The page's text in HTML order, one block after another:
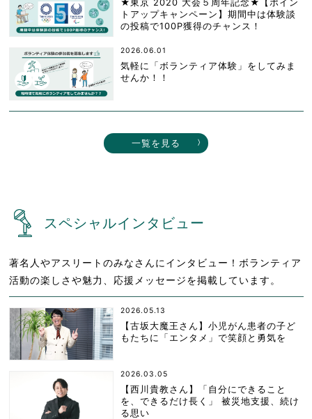
★東京 2020 大会５周年記念★【ポイン
トアップキャンペーン】期間中は体験談
の投稿で100P獲得のチャンス！
2026.06.01
気軽に「ボランティア体験」をしてみま
せんか！！
一覧を見る
スペシャルインタビュー
著名人やアスリートのみなさんにインタビュー！ボランティア
活動の楽しさや魅力、応援メッセージを掲載しています。
2026.05.13
【古坂大魔王さん】小児がん患者の子ど
もたちに「エンタメ」で笑顔と勇気を
2026.03.05
【西川貴教さん】「自分にできること
を、できるだけ長く」 被災地支援、続け
る思い